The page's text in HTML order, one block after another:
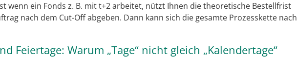
wenn ein Fonds z. B. mit t+2 arbeitet, nützt Ihnen die theoretische Bestellfrist
nach dem Cut-Off abgeben. Dann kann sich die gesamte Prozesskette nach
Feiertage: Warum „Tage“ nicht gleich „Kalendertage“